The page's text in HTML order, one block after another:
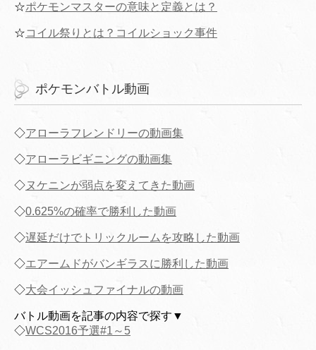
☆ポケモンマスターの意味と定義とは？
☆コイル祭りとは？コイルショック事件
ポケモンバトル動画
◇アローラフレンドリーの動画集
◇アローラビギニングの動画集
◇ヌケニンが弱点を変えてきた動画
◇0.625%の確率で勝利した動画
◇遅延だけでトリックルームを攻略した動画
◇エアームドがバンギラスに勝利した動画
◇大会イッシュファイナルの動画
バトル動画を記事の内容で探す▼
◇WCS2016予選#1～5